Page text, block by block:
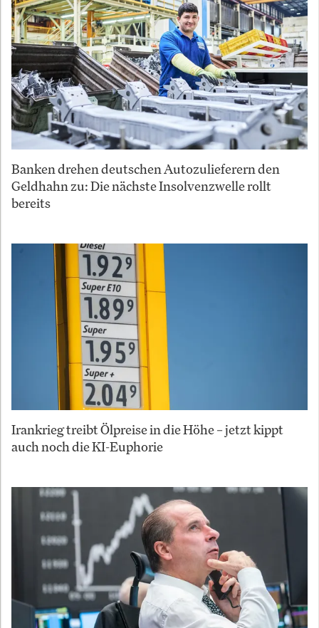
Banken drehen deutschen Autozulieferern den
Geldhahn zu: Die nächste Insolvenzwelle rollt
bereits
Irankrieg treibt Ölpreise in die Höhe – jetzt kippt
auch noch die KI-Euphorie